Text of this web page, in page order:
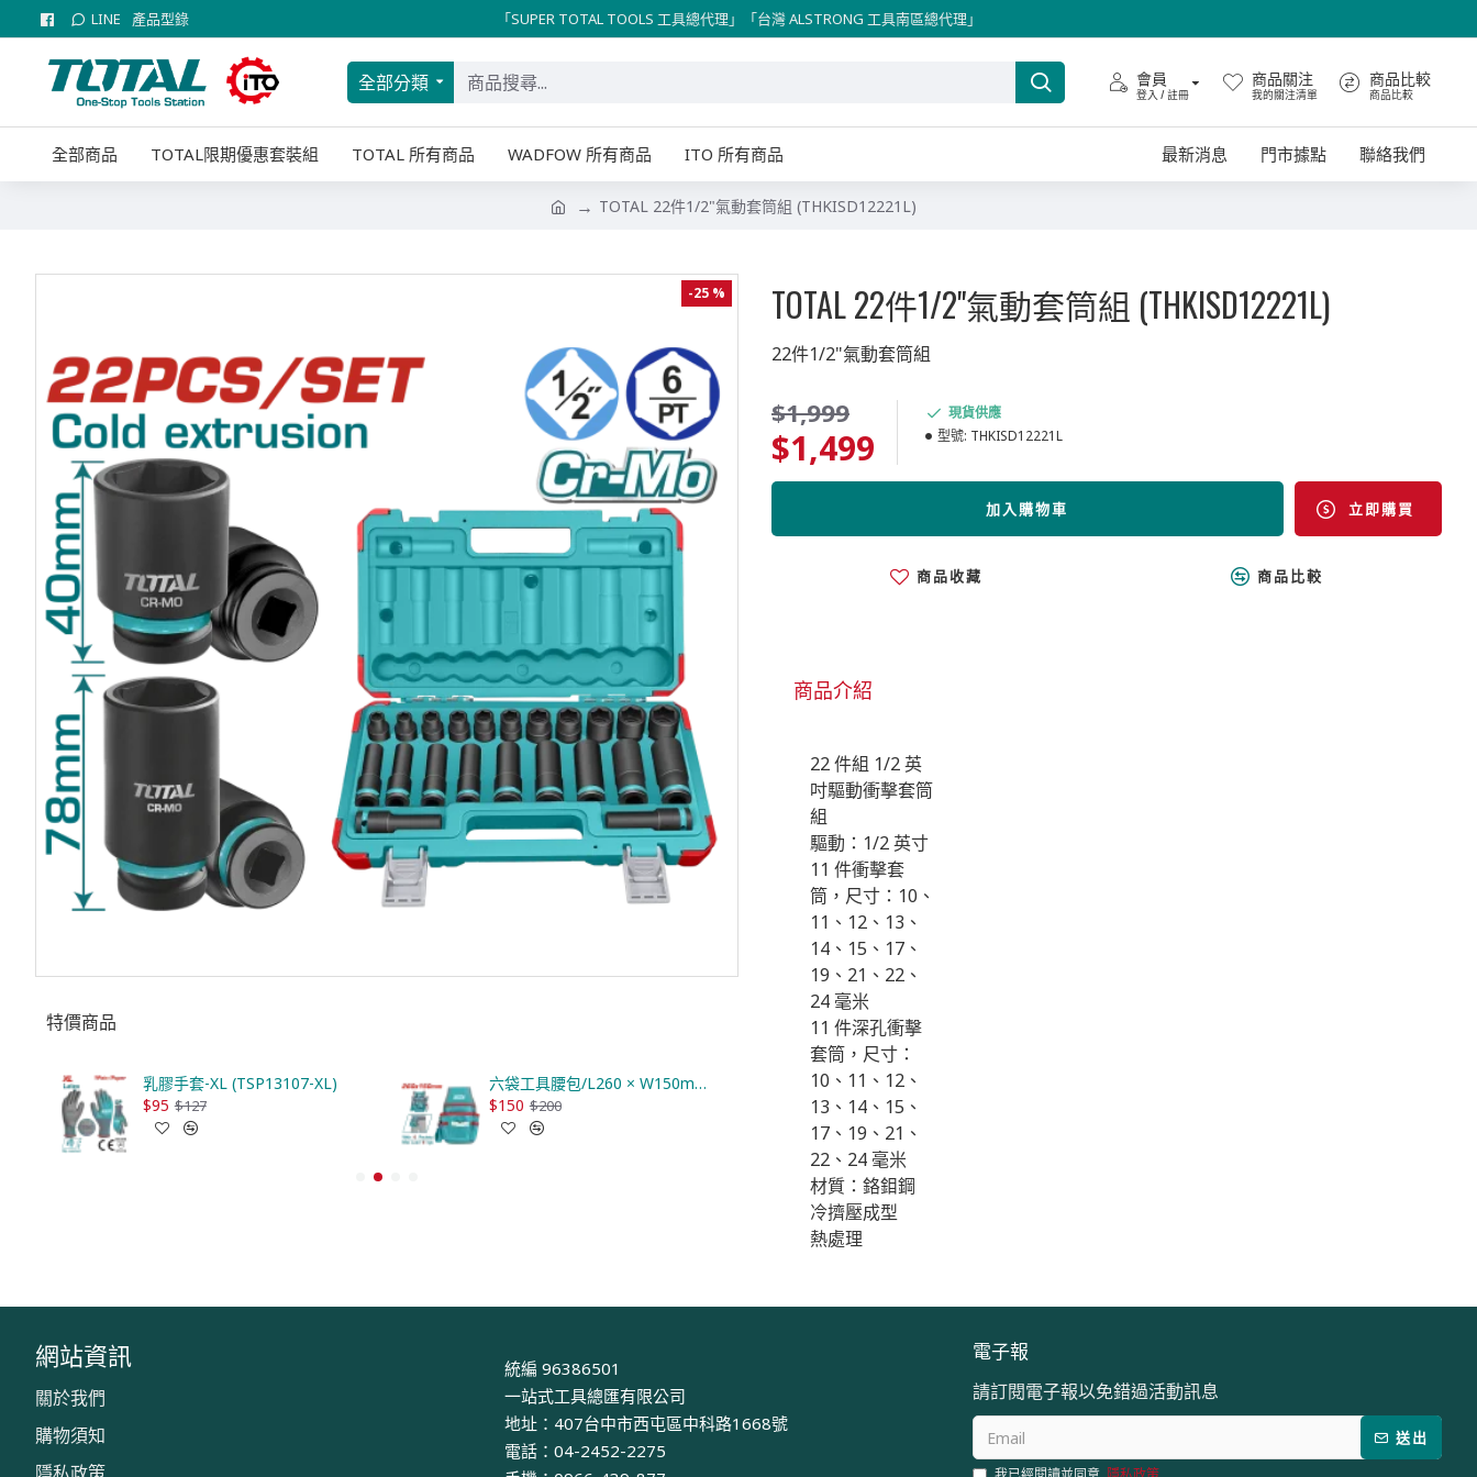
LINE 產品型錄 「SUPER TOTAL TOOLS 工具總代理」「台灣 ALSTRONG 工具南區總代理」
全部分類 會員
登入 / 註冊
商品關注
我的關注清單
商品比較
商品比較
全部商品 TOTAL限期優惠套裝組 TOTAL 所有商品 WADFOW 所有商品 ITO 所有商品 最新消息 門市據點 聯絡我們
TOTAL 22件1/2"氣動套筒組 (THKISD12221L)
-25 %
特價商品
乳膠手套-XL (TSP13107-XL)
$95 $127
六袋工具腰包/L260 × W150mm (THT16P40625)
$150 $200
$1,790 $2,387
TOTAL 22件1/2"氣動套筒組 (THKISD12221L)
22件1/2"氣動套筒組
$1,499
$1,999
現貨供應
型號: THKISD12221L
加入購物車 立即購買
商品收藏 商品比較
商品介紹
22 件組 1/2 英
吋驅動衝擊套筒
組
驅動：1/2 英寸
11 件衝擊套
筒，尺寸：10、
11、12、13、
14、15、17、
19、21、22、
24 毫米
11 件深孔衝擊
套筒，尺寸：
10、11、12、
13、14、15、
17、19、21、
22、24 毫米
材質：鉻鉬鋼
冷擠壓成型
熱處理
網站資訊
關於我們
購物須知
統編 96386501
一站式工具總匯有限公司
地址：407台中市西屯區中科路1668號
電話：04-2452-2275
電子報
請訂閱電子報以免錯過活動訊息
送出